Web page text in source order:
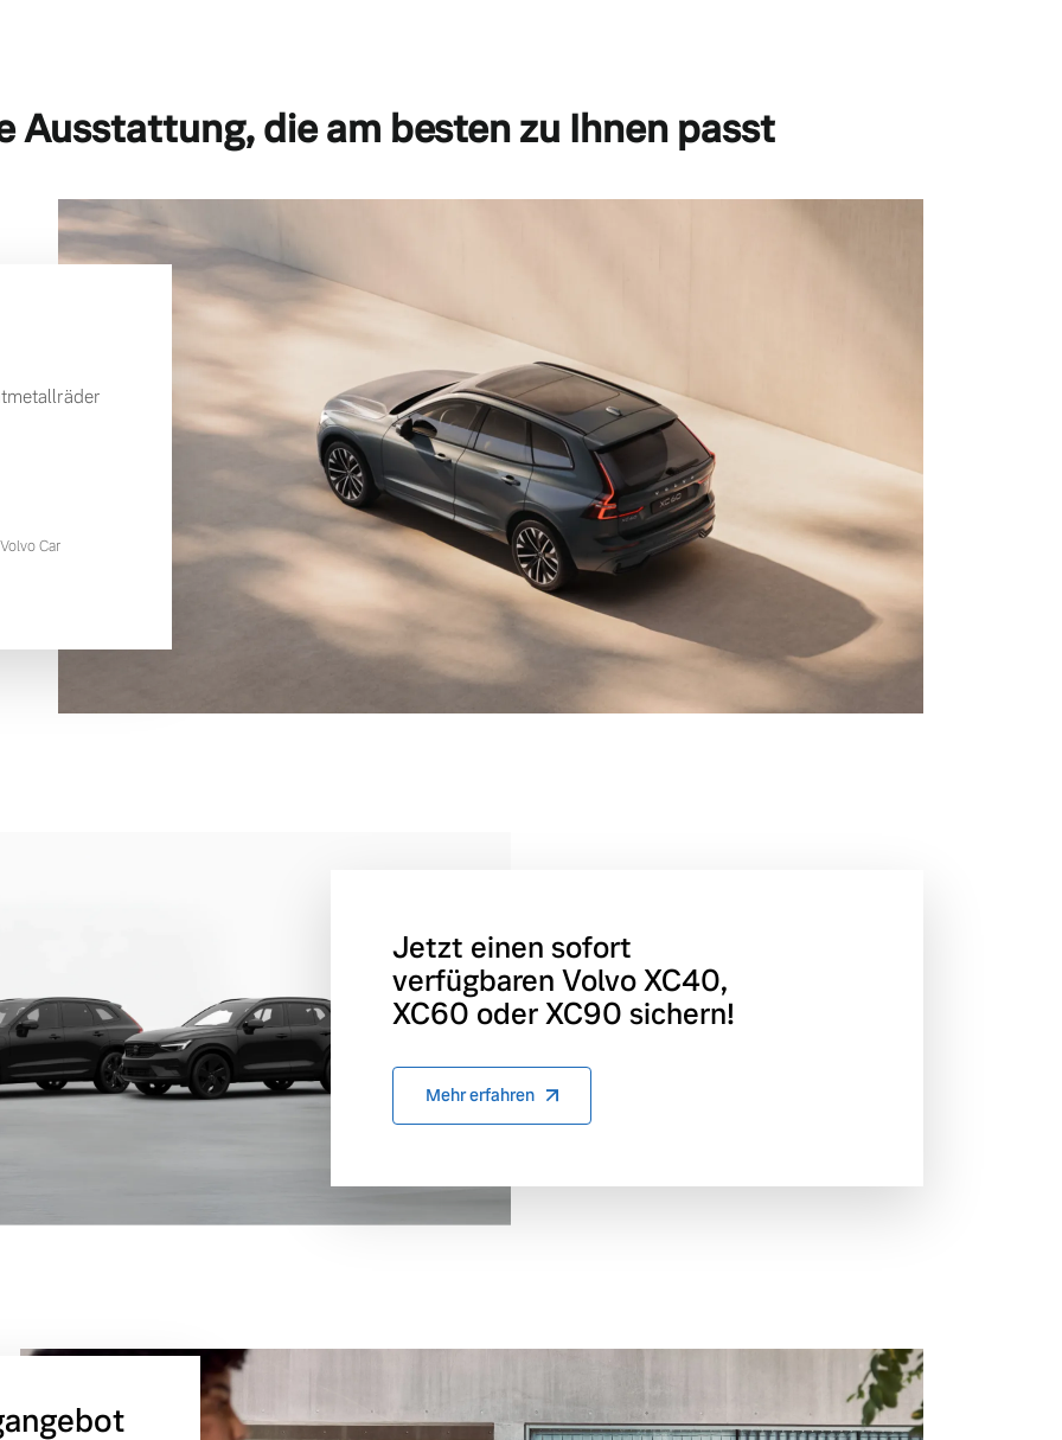
Ausstattung, die am besten zu Ihnen passt
Car
Jetzt einen sofort
verfügbaren Volvo XC40,
XC60 oder XC90 sichern!
Mehr erfahren